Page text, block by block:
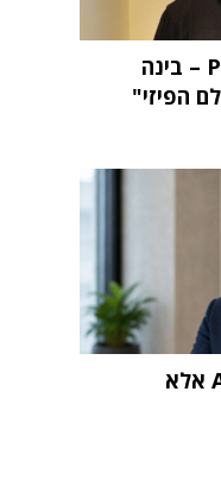
"העתיד הוא Physical AI – בינה
הפיזי"
"האתגר הגדול אינו ה-AI אלא